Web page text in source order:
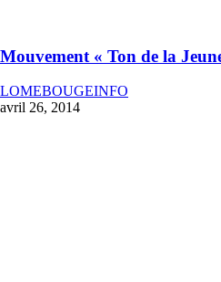
Mouvement « Ton de la
LOMEBOUGEINFO
avril 26, 2014